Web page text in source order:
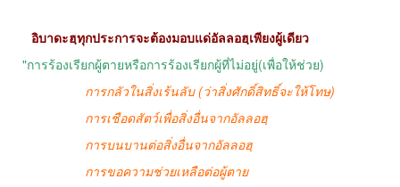
อิบาดะฮฺทุกประการจะต้องมอบแด่อัลลอฮฺเพียงผู้เดียว
"การร้องเรียกผู้ตายหรือการร้องเรียกผู้ที่ไม่อยู่(เพื่อให้ช่วย)
การกลัวในสิ่งเร้นลับ (ว่าสิ่งศักดิ์สิทธิ์จะให้โทษ)
การเชือดสัตว์เพื่อสิ่งอื่นจากอัลลอฮฺ
การบนบานต่อสิ่งอื่นจากอัลลอฮฺ
การขอความช่วยเหลือต่อผู้ตาย